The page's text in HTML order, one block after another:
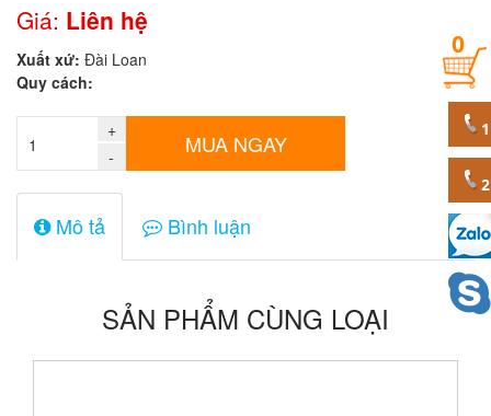
Giá:
0
đ
sản
phẩm
0
Giá: Liên hệ
Xuất xứ: Đài Loan
Quy cách:
+
-
MUA NGAY
Mô tả Bình luận
SẢN PHẨM CÙNG LOẠI